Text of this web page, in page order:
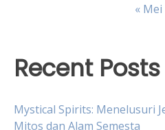
« Mei
Recent Posts
Mystical Spirits: Menelusuri
Mitos dan Alam Semesta